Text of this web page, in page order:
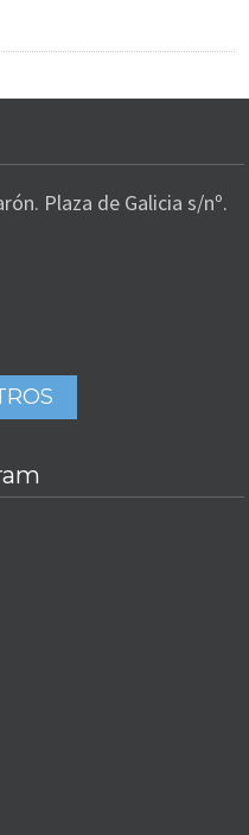
Plaza de Galicia s/nº.